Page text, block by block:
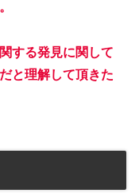
する発見に関して
と理解して頂きた